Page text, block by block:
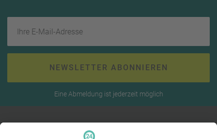
NEWSLETTER ABONNIEREN
Eine Abmeldung ist jederzeit möglich